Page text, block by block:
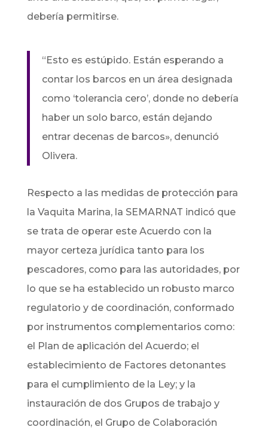
debería permitirse.
“Esto es estúpido. Están esperando a
contar los barcos en un área designada
como ‘tolerancia cero’, donde no debería
haber un solo barco, están dejando
entrar decenas de barcos», denunció
Olivera.
Respecto a las medidas de protección para
la Vaquita Marina, la SEMARNAT indicó que
se trata de operar este Acuerdo con la
mayor certeza jurídica tanto para los
pescadores, como para las autoridades, por
lo que se ha establecido un robusto marco
regulatorio y de coordinación, conformado
por instrumentos complementarios como:
el Plan de aplicación del Acuerdo; el
establecimiento de Factores detonantes
para el cumplimiento de la Ley; y la
instauración de dos Grupos de trabajo y
coordinación, el Grupo de Colaboración